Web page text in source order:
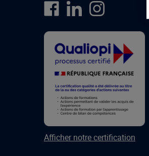
Afficher notre certification